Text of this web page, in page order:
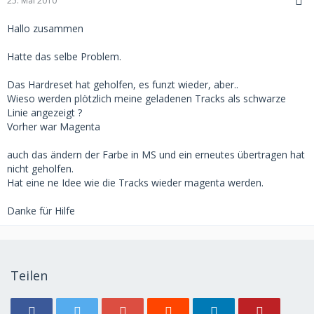
Hallo zusammen
Hatte das selbe Problem.
Das Hardreset hat geholfen, es funzt wieder, aber..
Wieso werden plötzlich meine geladenen Tracks als schwarze
Linie angezeigt ?
Vorher war Magenta
auch das ändern der Farbe in MS und ein erneutes übertragen hat
nicht geholfen.
Hat eine ne Idee wie die Tracks wieder magenta werden.
Danke für Hilfe
Teilen